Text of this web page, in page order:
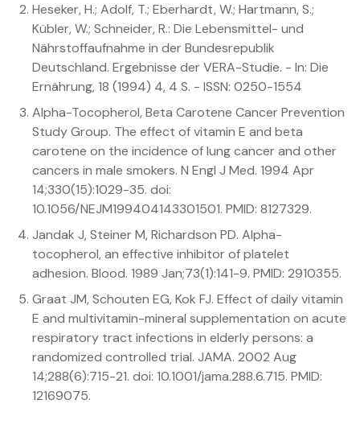
Heseker, H.; Adolf, T.; Eberhardt, W.; Hartmann, S.;
Kübler, W.; Schneider, R.: Die Lebensmittel- und
Nährstoffaufnahme in der Bundesrepublik
Deutschland. Ergebnisse der VERA-Studie. - In: Die
Ernährung, 18 (1994) 4, 4 S. - ISSN: 0250-1554
Alpha-Tocopherol, Beta Carotene Cancer Prevention
Study Group. The effect of vitamin E and beta
carotene on the incidence of lung cancer and other
cancers in male smokers. N Engl J Med. 1994 Apr
14;330(15):1029-35. doi:
10.1056/NEJM199404143301501. PMID: 8127329.
Jandak J, Steiner M, Richardson PD. Alpha-
tocopherol, an effective inhibitor of platelet
adhesion. Blood. 1989 Jan;73(1):141-9. PMID: 2910355.
Graat JM, Schouten EG, Kok FJ. Effect of daily vitamin
E and multivitamin-mineral supplementation on acute
respiratory tract infections in elderly persons: a
randomized controlled trial. JAMA. 2002 Aug
14;288(6):715-21. doi: 10.1001/jama.288.6.715. PMID:
12169075.